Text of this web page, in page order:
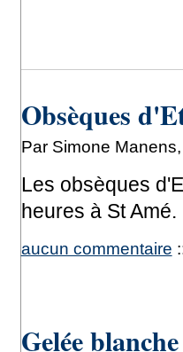
Obsèques
Par Simone
Les obsèques
heures à St Amé.
aucun commentaire
Gelée blanche